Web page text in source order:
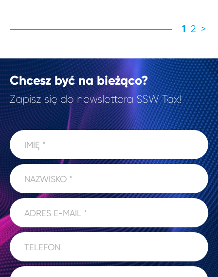
1 2 >
Chcesz być na bieżąco?
Zapisz się do newslettera SSW Tax!